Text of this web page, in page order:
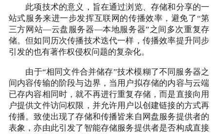
此项技术的意义，旨在通过浏览、存储和分享的一
站式服务来进一步发挥互联网的传播效率，避免了“第
三方网站—云盘服务器—本地服务器”之间多次重复存
储。但如同历次传播技术迭代一样，传播效率提升同步
引发的也有著作权侵权问题的复杂化。
由于“相同文件合并储存”技术模糊了不同服务器之
间内容传输的阶段与边界，当用户拟存储的内容与云端
已存内容相同时，就不再进行重复存储，而是直接向用
户提供文件访问权限，并允许用户以创建链接的方式再
传播。致使出现了存储和传播皆来自网盘服务提供者的
表象，亦由此引发了智能存储服务提供者是否构成直接